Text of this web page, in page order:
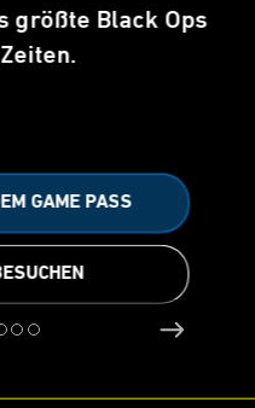
Black Ops
GAME PASS